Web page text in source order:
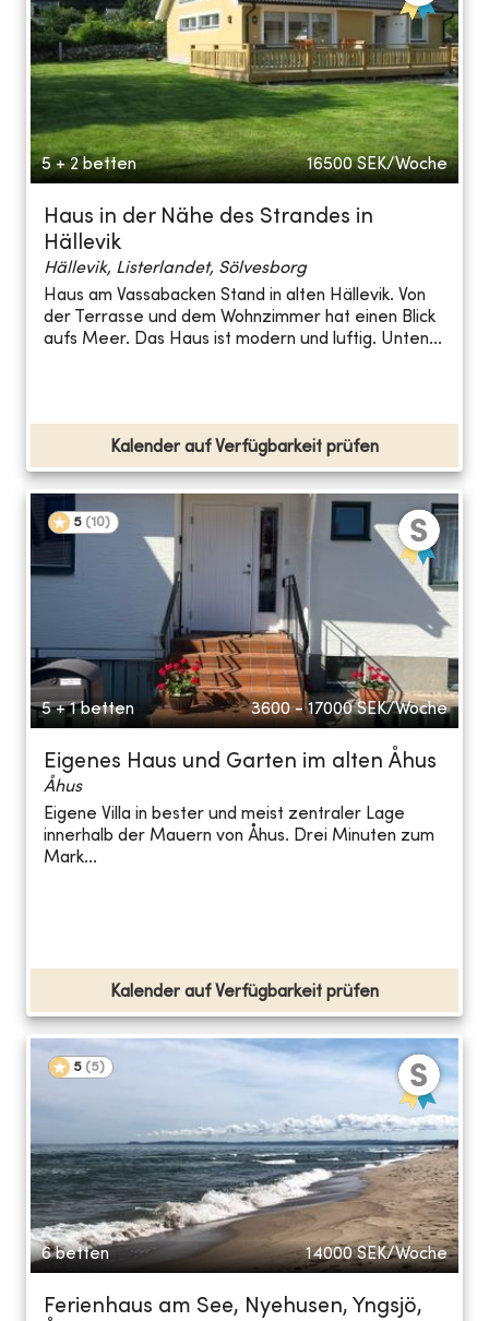
5 + 2 betten 16500 SEK/Woche
Haus in der Nähe des Strandes in
Hällevik
Hällevik, Listerlandet, Sölvesborg
Haus am Vassabacken Stand in alten Hällevik. Von
der Terrasse und dem Wohnzimmer hat einen Blick
aufs Meer. Das Haus ist modern und luftig. Unten...
Kalender auf Verfügbarkeit prüfen
5 (10)
5 + 1 betten 3600 - 17000 SEK/Woche
Eigenes Haus und Garten im alten Åhus
Åhus
Eigene Villa in bester und meist zentraler Lage
innerhalb der Mauern von Åhus. Drei Minuten zum
Mark...
Kalender auf Verfügbarkeit prüfen
5 (5)
6 betten 14000 SEK/Woche
Ferienhaus am See, Nyehusen, Yngsjö,